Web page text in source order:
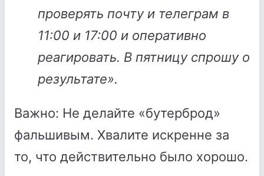
проверять почту и телеграм в
11:00 и 17:00 и оперативно
реагировать. В пятницу спрошу о
результате».
Важно: Не делайте «бутерброд»
фальшивым. Хвалите искренне за
то, что действительно было хорошо.